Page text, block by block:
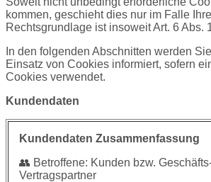
kommen, geschieht dies nur im Falle
Rechtsgrundlage ist insoweit Art. 6 Abs.
In den folgenden Abschnitten werden
Einsatz von Cookies informiert, sofern
Cookies verwendet.
Kundendaten
Kundendaten Zusammenfassung
👥 Betroffene: Kunden bzw.
Vertragspartner